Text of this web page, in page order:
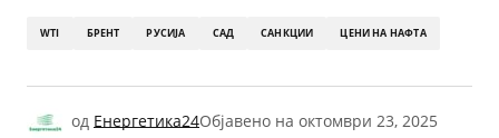
WTI БРЕНТ РУСИЈА САД САНКЦИИ ЦЕНИ НА НАФТА
од Енергетика24Објавено на октомври 23, 2025